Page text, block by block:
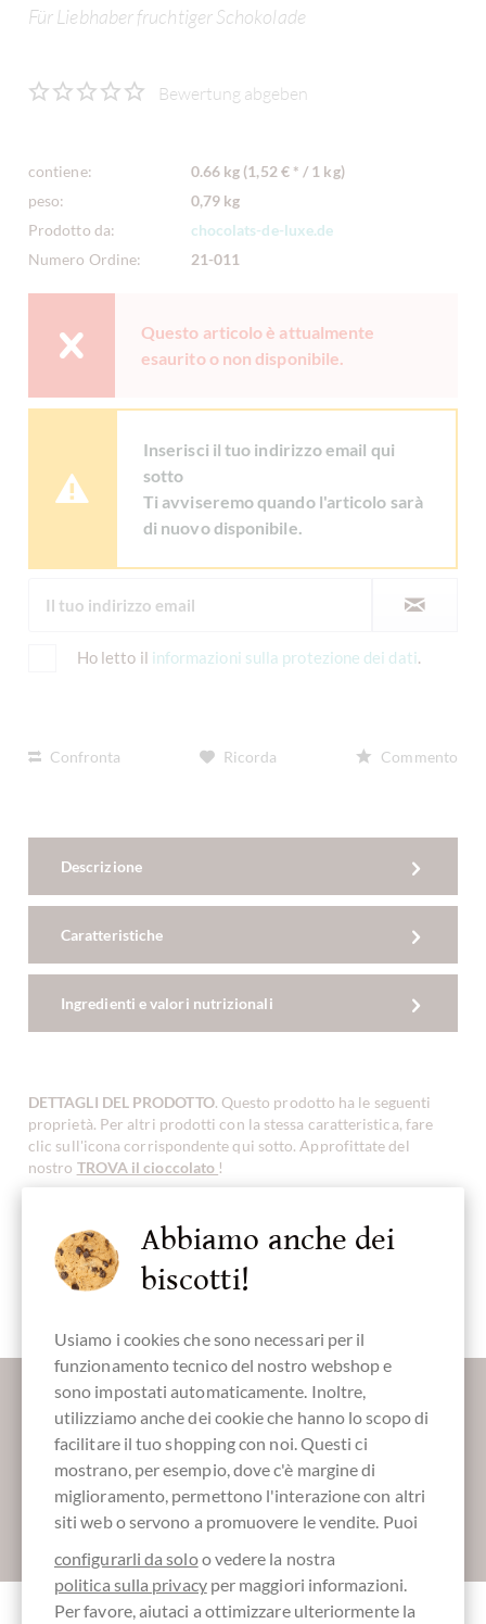
Für Liebhaber fruchtiger Schokolade
Bewertung abgeben
contiene:
0.66 kg (1,52 € * / 1 kg)
peso:
0,79 kg
Prodotto da:
chocolats-de-luxe.de
Numero Ordine:
21-011
Questo articolo è attualmente
esaurito o non disponibile.
Inserisci il tuo indirizzo email qui
sotto
Ti avviseremo quando l'articolo sarà
di nuovo disponibile.
Ho letto il informazioni sulla protezione dei dati.
Confronta Ricorda Commento
Descrizione
Caratteristiche
Ingredienti e valori nutrizionali
DETTAGLI DEL PRODOTTO. Questo prodotto ha le seguenti
proprietà. Per altri prodotti con la stessa caratteristica, fare
clic sull'icona corrispondente qui sotto. Approfittate del
nostro TROVA il cioccolato !
cioccolato
all'arancia
Maggiori informazioni sul buon cioccolato?
Registrati qui per i nostri SchokoNEWS:
Absenden
Abbiamo anche dei
biscotti!
Usiamo i cookies che sono necessari per il
funzionamento tecnico del nostro webshop e
sono impostati automaticamente. Inoltre,
utilizziamo anche dei cookie che hanno lo scopo di
facilitare il tuo shopping con noi. Questi ci
mostrano, per esempio, dove c'è margine di
miglioramento, permettono l'interazione con altri
siti web o servono a promuovere le vendite. Puoi
configurarli da soloo vedere la nostra
politica sulla privacyper maggiori informazioni.
Per favore, aiutaci a ottimizzare ulteriormente la